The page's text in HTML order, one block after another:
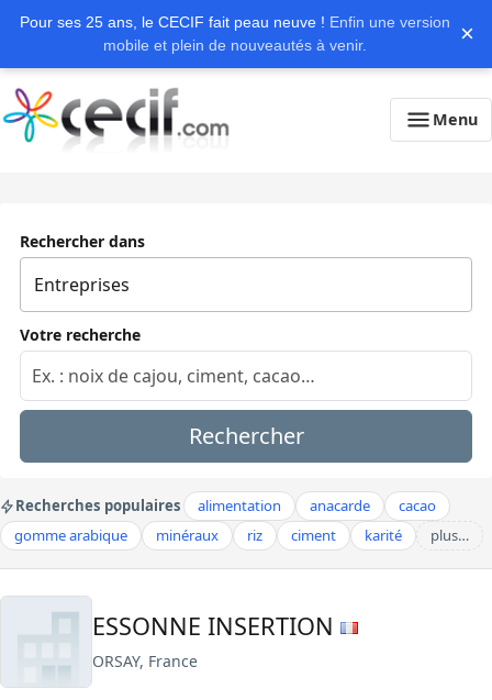
Pour ses 25 ans, le CECIF fait peau neuve ! Enfin une version
mobile et plein de nouveautés à venir.
×
Menu
Rechercher dans
Votre recherche
Rechercher
Recherches populaires alimentation anacarde
cacao
gomme arabique
minéraux riz ciment karité plus…
ESSONNE INSERTION
ORSAY, France